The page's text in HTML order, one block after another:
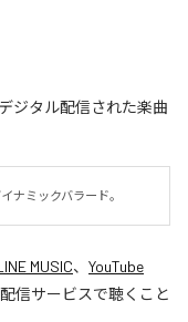
ジタル配信された楽曲
ナミックバラード。
MUSIC、 YouTube
信サービスで聴くこと